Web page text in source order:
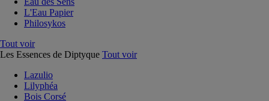
L'Eau Papier
Philosykos
Tout voir
Les Essences de Diptyque Tout voir
Lazulio
Lilyphéa
Bois Corsé